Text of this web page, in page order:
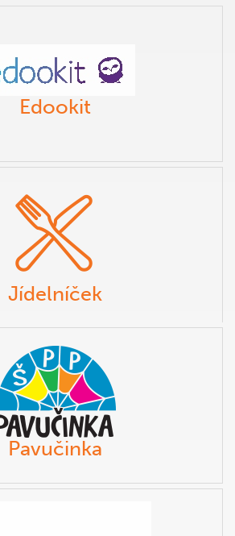
Edookit
Jídelníček
Pavučinka